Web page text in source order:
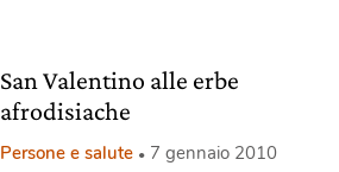
San Valentino alle erbe
afrodisiache
Persone e salute 7 gennaio 2010